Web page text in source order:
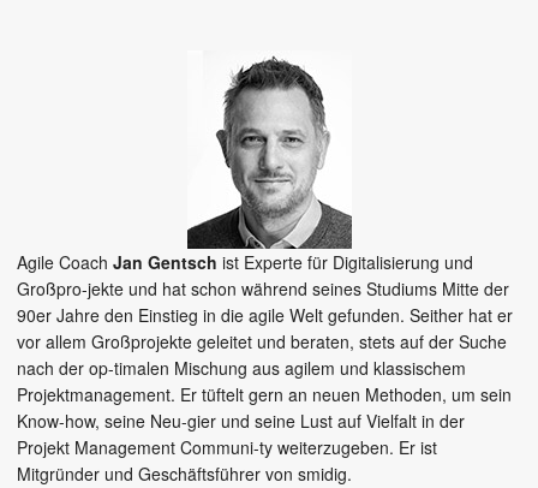
Agile Coach Jan Gentsch ist Experte für Digitalisierung und
Großpro-jekte und hat schon während seines Studiums Mitte der
90er Jahre den Einstieg in die agile Welt gefunden. Seither hat er
vor allem Großprojekte geleitet und beraten, stets auf der Suche
nach der op-timalen Mischung aus agilem und klassischem
Projektmanagement. Er tüftelt gern an neuen Methoden, um sein
Know-how, seine Neu-gier und seine Lust auf Vielfalt in der
Projekt Management Communi-ty weiterzugeben. Er ist
Mitgründer und Geschäftsführer von smidig.